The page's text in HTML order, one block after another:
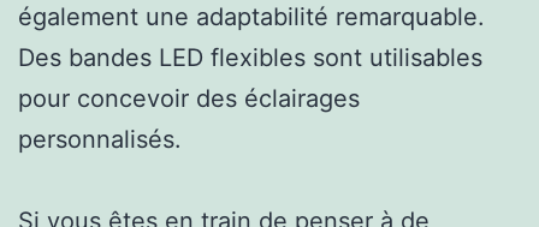
également une adaptabilité remarquable.
Des bandes LED flexibles sont utilisables
pour concevoir des éclairages
personnalisés.
Si vous êtes en train de penser à de